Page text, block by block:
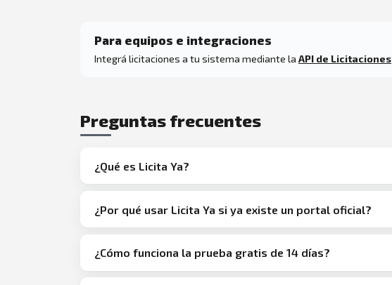
Para equipos e integraciones
Integrá licitaciones a tu sistema mediante la API de Licitaciones
Preguntas frecuentes
¿Qué es Licita Ya?
¿Por qué usar Licita Ya si ya existe un portal oficial?
¿Cómo funciona la prueba gratis de 14 días?